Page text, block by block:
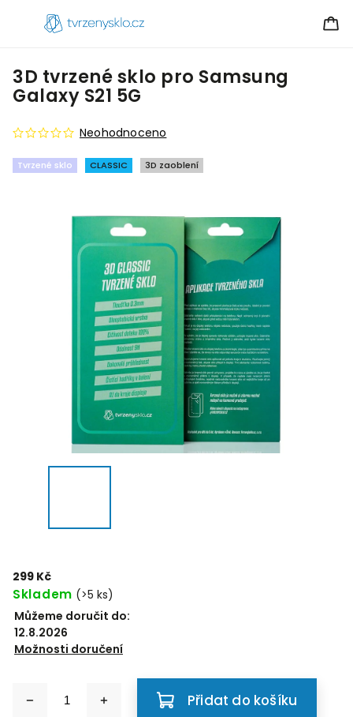
3D tvrzené sklo pro Samsung
Galaxy S21 5G
Tvrzené sklo CLASSIC 3D zaoblení
Neohodnoceno
299 Kč
Skladem (>5 ks)
Můžeme doručit do:
12.8.2026
Možnosti doručení
Přidat do košíku